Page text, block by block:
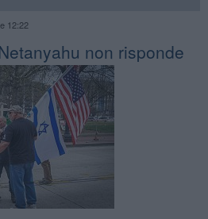
12:22
non risponde